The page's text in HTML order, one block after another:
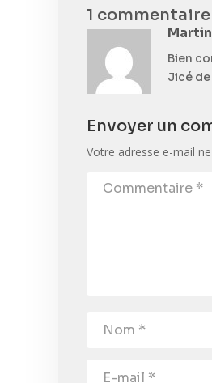
1 commentaire
Bien
Jicé
Envoyer un
Votre adresse e-mail